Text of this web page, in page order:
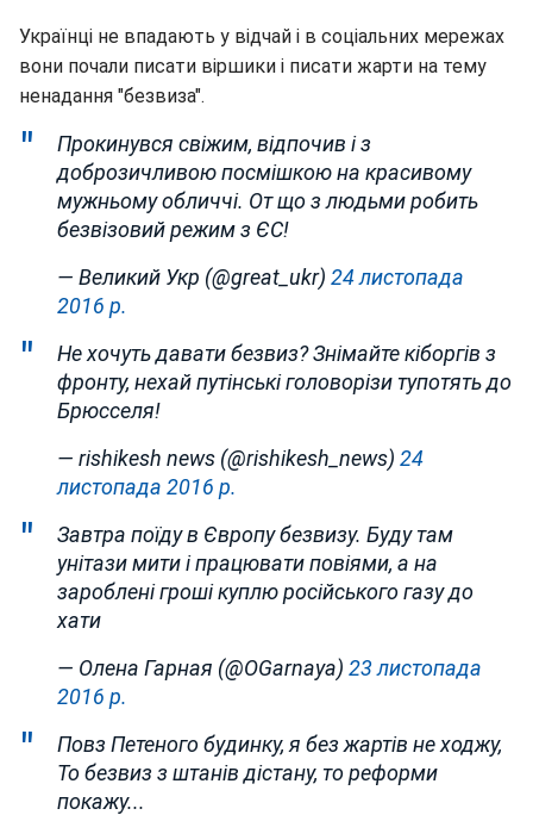
Українці не впадають у відчай і в соціальних мережах
вони почали писати віршики і писати жарти на тему
ненадання "безвиза".
Прокинувся свіжим, відпочив і з
доброзичливою посмішкою на красивому
мужньому обличчі. От що з людьми робить
безвізовий режим з ЄС!
— Великий Укр (@great_ukr) 24 листопада
2016 р.
Не хочуть давати безвиз? Знімайте кіборгів з
фронту, нехай путінські головорізи тупотять до
Брюсселя!
— rishikesh news (@rishikesh_news) 24
листопада 2016 р.
Завтра поїду в Європу безвизу. Буду там
унітази мити і працювати повіями, а на
зароблені гроші куплю російського газу до
хати
— Олена Гарная (@OGarnaya) 23 листопада
2016 р.
Повз Петеного будинку, я без жартів не ходжу,
То безвиз з штанів дістану, то реформи
покажу...